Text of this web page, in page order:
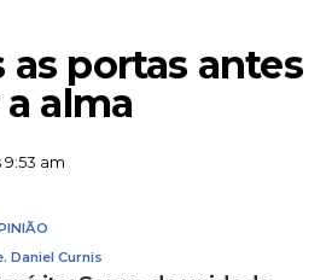
as portas antes
alma
9:53 am
Daniel Curnis